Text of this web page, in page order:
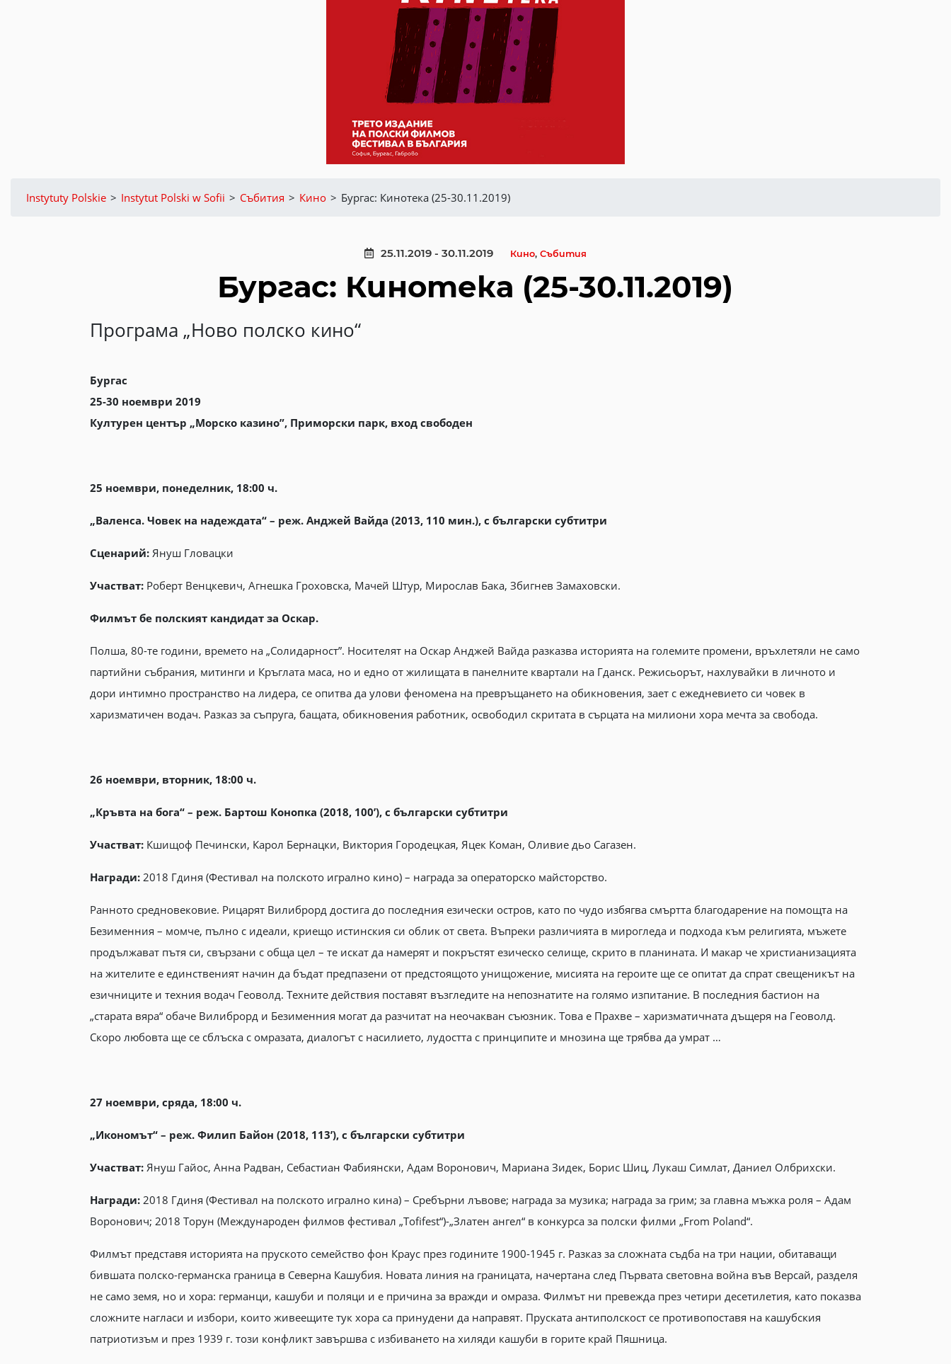
Instytuty Polskie > Instytut Polski w Sofii > Събития > Кино > Бургас: Кинотека (25-30.11.2019)
25.11.2019 - 30.11.2019 Кино, Събития
Бургас: Кинотека (25-30.11.2019)
Програма „Ново полско кино“
Бургас
25-30 ноември 2019
Културен център „Moрско казино”, Приморски парк, вход свободен
25 ноември, понеделник, 18:00 ч.
„Валенса. Човек на надеждата“ – реж. Анджей Вайда (2013, 110 мин.), с български субтитри
Сценарий:Януш Гловацки
Участват:Роберт Венцкевич, Агнешка Гроховска, Мачей Штур, Мирослав Бака, Збигнев Замаховски.
Филмът бе полският кандидат за Оскар.
Полша, 80-те години, времето на „Солидарност”. Носителят на Оскар Анджей Вайда разказва историята на големите промени, връхлетяли не само
партийни събрания, митинги и Кръглата маса, но и едно от жилищата в панелните квартали на Гданск. Режисьорът, нахлувайки в личното и
дори интимно пространство на лидера, се опитва да улови феномена на превръщането на обикновения, зает с ежедневието си човек в
харизматичен водач. Разказ за съпруга, бащата, обикновения работник, освободил скритата в сърцата на милиони хора мечта за свобода.
26 ноември, вторник, 18:00 ч.
„Кръвта на бога“ – реж. Бартош Конопка (2018, 100’), с български субтитри
Участват:Кшищоф Печински, Карол Бернацки, Виктория Городецкая, Яцек Коман, Оливие дьо Сагазен.
Награди:2018 Гдиня (Фестивал на полското игрално кино) – награда за операторско майсторство.
Ранното средновековие. Рицарят Вилиброрд достига до последния езически остров, като по чудо избягва смъртта благодарение на помощта на
Безименния – момче, пълно с идеали, криещо истинския си облик от света. Въпреки различията в мирогледа и подхода към религията, мъжете
продължават пътя си, свързани с обща цел – те искат да намерят и покръстят езическо селище, скрито в планината. И макар че христианизацията
на жителите е единственият начин да бъдат предпазени от предстоящото унищожение, мисията на героите ще се опитат да спрат свещеникът на
езичниците и техния водач Геоволд. Техните действия поставят възгледите на непознатите на голямо изпитание. В последния бастион на
„старата вяра“ обаче Вилиброрд и Безименния могат да разчитат на неочакван съюзник. Това е Прахве – харизматичната дъщеря на Геоволд.
Скоро любовта ще се сблъска с омразата, диалогът с насилието, лудостта с принципите и мнозина ще трябва да умрат …
27 ноември, сряда, 18:00 ч.
„Икономът“ – реж. Филип Байон (2018, 113’), с български субтитри
Участват:Януш Гайос, Анна Радван, Себастиан Фабиянски, Адам Воронович, Мариана Зидек, Борис Шиц, Лукаш Симлат, Даниел Олбрихски.
Награди:2018 Гдиня (Фестивал на полското игрално кина) – Сребърни лъвове; награда за музика; награда за грим; за главна мъжка роля – Адам
Воронович; 2018 Торун (Mеждународен филмов фестивал „Tofifest“)-„Златен ангел“ в конкурса за полски филми „From Poland“.
Филмът представя историята на пруското семейство фон Краус през годините 1900-1945 г. Разказ за сложната съдба на три нации, обитаващи
бившата полско-германска граница в Северна Кашубия. Новата линия на границата, начертана след Първата световна война във Версай, разделя
не само земя, но и хора: германци, кашуби и поляци и е причина за вражди и омраза. Филмът ни превежда през четири десетилетия, като показва
сложните нагласи и избори, които живеещите тук хора са принудени да направят. Пруската антиполскост се противопоставя на кашубския
патриотизъм и през 1939 г. този конфликт завършва с избиването на хиляди кашуби в горите край Пяшница.